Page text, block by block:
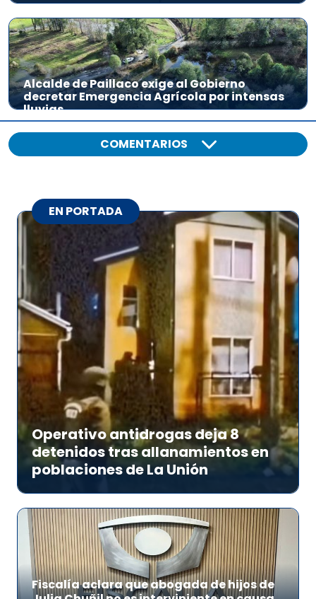
Alcalde de Paillaco exige al Gobierno
decretar Emergencia Agrícola por intensas
lluvias
COMENTARIOS
EN PORTADA
Operativo antidrogas deja 8
detenidos tras allanamientos en
poblaciones de La Unión
Fiscalía aclara que abogada de hijos de